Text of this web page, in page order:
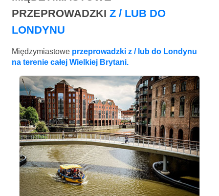
PRZEPROWADZKI Z / LUB DO
LONDYNU
Międzymiastowe przeprowadzki z / lub do Londynu
na terenie całej Wielkiej Brytani.